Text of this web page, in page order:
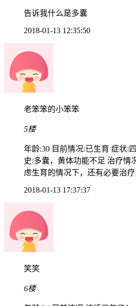
告诉我什么是多囊
2018-01-13 12:35:50
老笨笨的小笨笨
5楼
年龄:30 目前情况:已生育 症状:
史:多囊，黄体功能不足 治疗情
虑生育的情况下，还有必要治疗
2018-01-13 17:37:37
笑笑
6楼